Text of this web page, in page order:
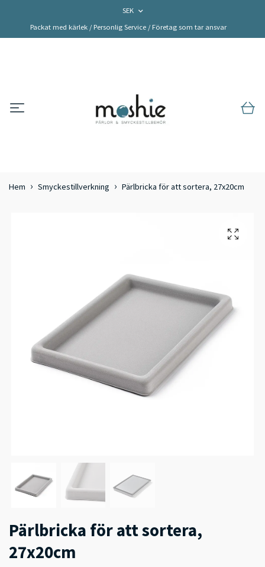
SEK
Packat med kärlek / Personlig Service / Företag som tar ansvar
Hem Smyckestillverkning Pärlbricka för att sortera, 27x20cm
Pärlbricka för att sortera,
27x20cm